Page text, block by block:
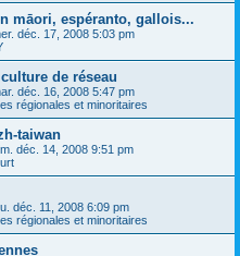
māori, espéranto, gallois...
déc. 17, 2008 5:03 pm
de réseau
déc. 16, 2008 5:47 pm
régionales et minoritaires
taiwan
déc. 14, 2008 9:51 pm
déc. 11, 2008 6:09 pm
régionales et minoritaires